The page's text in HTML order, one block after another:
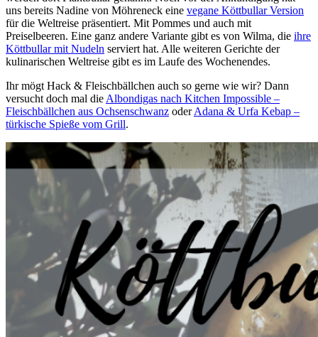
uns bereits Nadine von Möhreneck eine vegane Köttbullar Version
für die Weltreise präsentiert. Mit Pommes und auch mit
Preiselbeeren. Eine ganz andere Variante gibt es von Wilma, die ihre
Köttbullar mit Nudeln serviert hat. Alle weiteren Gerichte der
kulinarischen Weltreise gibt es im Laufe des Wochenendes.
Ihr mögt Hack & Fleischbällchen auch so gerne wie wir? Dann
versucht doch mal die Albondigas nach Kitchen Impossible –
Fleischbällchen aus Ochsenschwanz oderAdana & Urfa Kebap –
türkische Spieße vom Grill.